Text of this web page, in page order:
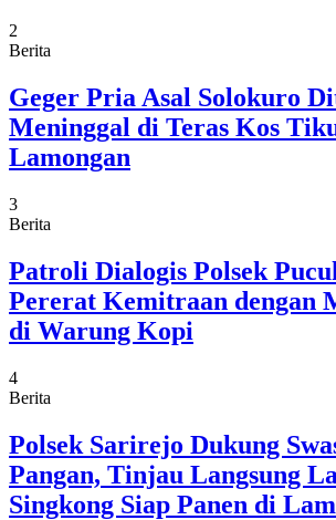
2
Berita
Geger Pria Asal Solokuro
Meninggal di Teras Kos
Lamongan
3
Berita
Patroli Dialogis Polsek
Pererat Kemitraan dengan
di Warung Kopi
4
Berita
Polsek Sarirejo Dukung
Pangan, Tinjau Langsung
Singkong Siap Panen di